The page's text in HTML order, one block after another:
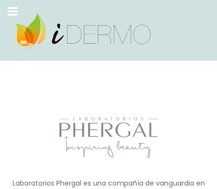
Laboratorios Phergal es una compañía de vanguardia en